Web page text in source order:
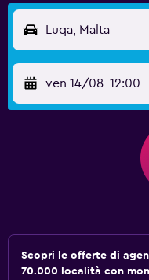
Luqa, Malta
ven 14/08 12:00 -
Scopri le offerte di
70.000 località con